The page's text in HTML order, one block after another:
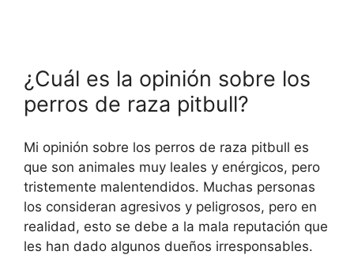
¿Cuál es la opinión sobre los
perros de raza pitbull?
Mi opinión sobre los perros de raza pitbull es
que son animales muy leales y enérgicos, pero
tristemente malentendidos. Muchas personas
los consideran agresivos y peligrosos, pero en
realidad, esto se debe a la mala reputación que
les han dado algunos dueños irresponsables.